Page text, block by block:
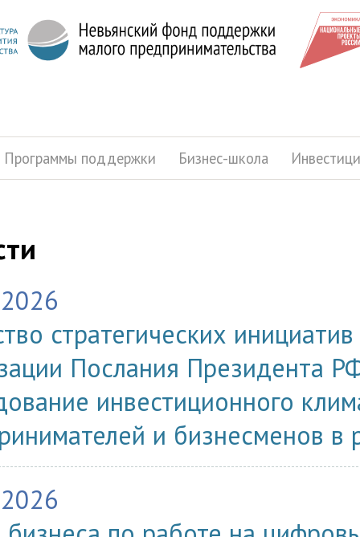
Программы поддержки Бизнес-школа
стратегических
Послания Президента
инвестиционного
и бизнесменов в